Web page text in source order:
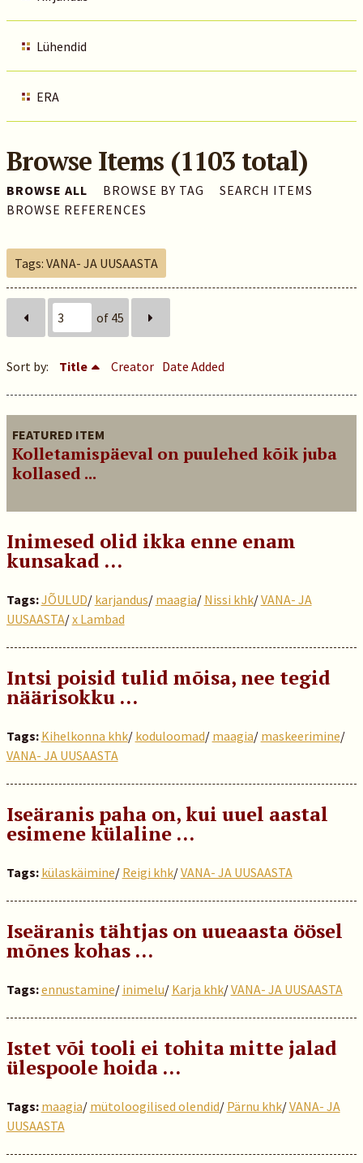
Lühendid
ERA
Browse Items (1103 total)
BROWSE ALL BROWSE BY TAG
SEARCH ITEMS
BROWSE REFERENCES
Tags: VANA- JA UUSAASTA
of 45
Sort by: Title Creator Date Added
FEATURED ITEM
Kolletamispäeval on puulehed kõik juba
kollased ...
Inimesed olid ikka enne enam
kunsakad …
Tags:JÕULUD/ karjandus/ maagia/ Nissi khk/VANA- JA
UUSAASTA/x Lambad
Intsi poisid tulid mõisa, nee tegid
näärisokku …
Tags: Kihelkonna khk/ koduloomad/ maagia/ maskeerimine/
VANA- JA UUSAASTA
Iseäranis paha on, kui uuel aastal
esimene külaline …
Tags: külaskäimine/ Reigi khk/VANA- JA UUSAASTA
Iseäranis tähtjas on uueaasta öösel
mõnes kohas ...
Tags:ennustamine/ inimelu/ Karja khk/VANA- JA UUSAASTA
Istet või tooli ei tohita mitte jalad
ülespoole hoida …
Tags: maagia/ mütoloogilised olendid/ Pärnu khk/VANA- JA
UUSAASTA